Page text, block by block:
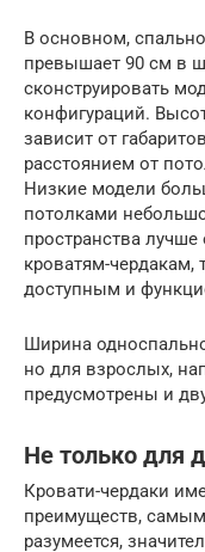
В основном,
превышает 90 см в
сконструировать
конфигураций.
зависит от
расстоянием от
Низкие модели
потолками
пространства
кроватям-чердакам,
доступным и
Ширина
но для взрослых,
предусмотрены и
Не только для
Кровати-чердаки
преимуществ,
разумеется,